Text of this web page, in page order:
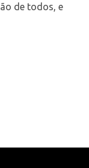
de todos, e